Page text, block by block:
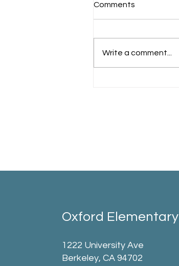
Comments
Write a comment...
Oxford Elementary
1222 University Ave
Berkeley, CA 94702